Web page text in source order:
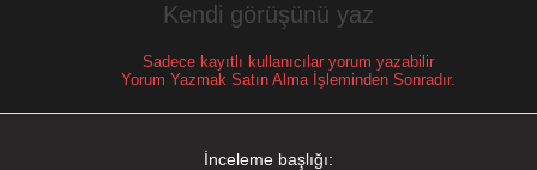
Kendi görüşünü yaz
Sadece kayıtlı kullanıcılar yorum yazabilir
Yorum Yazmak Satın Alma İşleminden Sonradır.
İnceleme başlığı: